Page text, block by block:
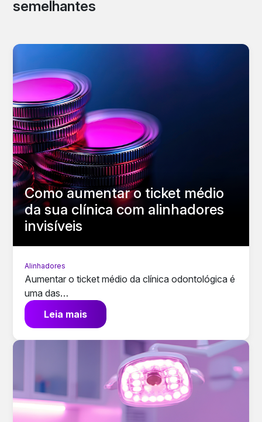
semelhantes
Como aumentar o ticket médio
da sua clínica com alinhadores
invisíveis
Alinhadores
Aumentar o ticket médio da clínica odontológica é
uma das…
Leia mais